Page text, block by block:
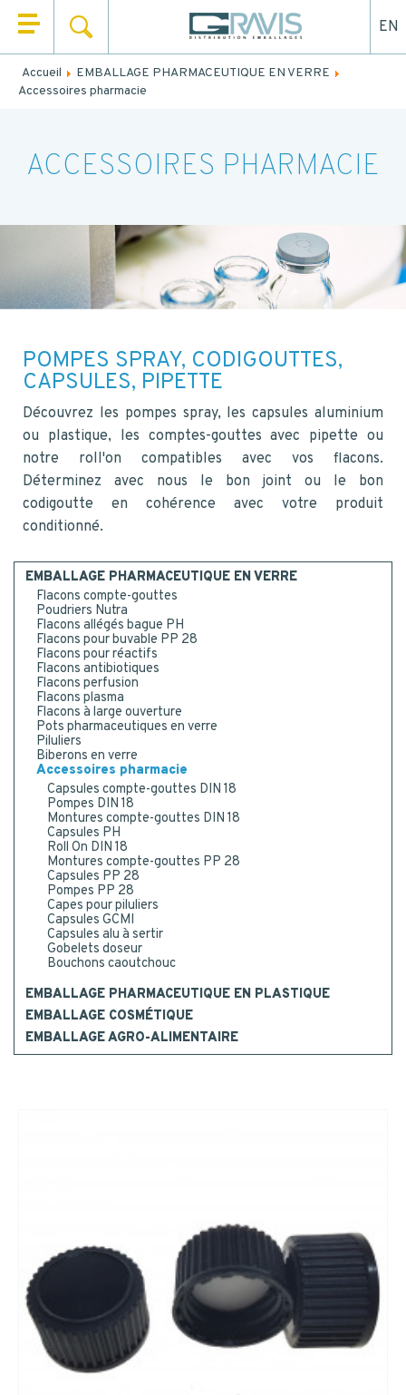
QUI SOMMES NOUS ?
NOS PRODUITS
ACTUALITÉS
CONTACT
CONTACT
NOUS CONTACTER
Ou appelez-nous : 02 41 96 90 10
NEWSLETTER
Recevez notre newsletter
trimestrielle et restez en veille
des innovations des acteurs du
Nous nous engageons à ne jamais
transmettre vos informations à
RECHERCHER
EN
Accueil
EMBALLAGE PHARMACEUTIQUE EN VERRE
Accessoires pharmacie
ACCESSOIRES PHARMACIE
POMPES SPRAY, CODIGOUTTES,
CAPSULES, PIPETTE
Découvrez les pompes spray, les capsules aluminium
ou plastique, les comptes-gouttes avec pipette ou
notre roll'on compatibles avec vos flacons.
Déterminez avec nous le bon joint ou le bon
codigoutte en cohérence avec votre produit
conditionné.
EMBALLAGE PHARMACEUTIQUE EN VERRE
Flacons compte-gouttes
Poudriers Nutra
Flacons allégés bague PH
Flacons pour buvable PP 28
Flacons pour réactifs
Flacons antibiotiques
Flacons perfusion
Flacons plasma
Flacons à large ouverture
Pots pharmaceutiques en verre
Piluliers
Biberons en verre
Accessoires pharmacie
Capsules compte-gouttes DIN 18
Pompes DIN 18
Montures compte-gouttes DIN 18
Capsules PH
Roll On DIN 18
Montures compte-gouttes PP 28
Capsules PP 28
Pompes PP 28
Capes pour piluliers
Capsules GCMI
Capsules alu à sertir
Gobelets doseur
Bouchons caoutchouc
EMBALLAGE PHARMACEUTIQUE EN PLASTIQUE
EMBALLAGE COSMÉTIQUE
EMBALLAGE AGRO-ALIMENTAIRE
Remplissez le formulaire ci-dessous pour être rappelé ou
contacté par mail.
EMAIL
TEL.*
Code postal*
MESSAGE
Je consens à la collecte, au traitement et à l'utilisation
de mes données personnelles.
ENVOYER